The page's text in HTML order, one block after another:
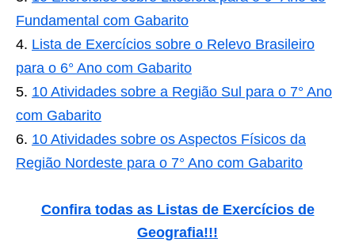
Fundamental com Gabarito
Lista de Exercícios sobre o Relevo Brasileiro
para o 6° Ano com Gabarito
10 Atividades sobre a Região Sul para o 7° Ano
com Gabarito
10 Atividades sobre os Aspectos Físicos da
Região Nordeste para o 7° Ano com Gabarito
Confira todas as Listas de Exercícios de
Geografia!!!